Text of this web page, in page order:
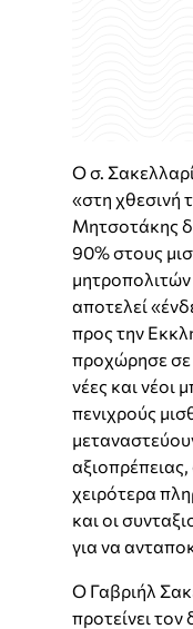
Ο σ.
«στη χθεσινή
Μητσοτάκης
90% στους
αποτελεί
προς την
προχώρησε σε
νέες και νέοι
πενιχρούς
αξιοπρέπειας,
χειρότερα
και οι
για να
Ο Γαβριήλ
προτείνει